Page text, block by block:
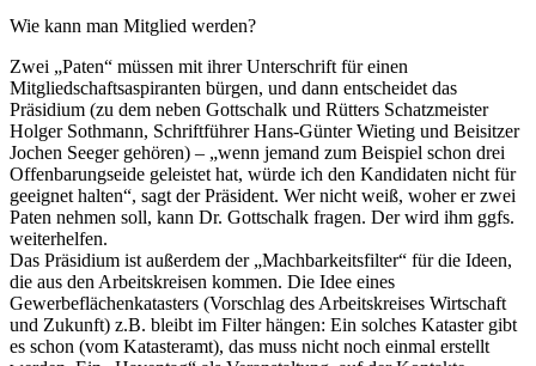
Wie kann man Mitglied werden?
Zwei „Paten“ müssen mit ihrer Unterschrift für einen
Mitgliedschaftsaspiranten bürgen, und dann entscheidet das
Präsidium (zu dem neben Gottschalk und Rütters Schatzmeister
Holger Sothmann, Schriftführer Hans-Günter Wieting und Beisitzer
Jochen Seeger gehören) – „wenn jemand zum Beispiel schon drei
Offenbarungseide geleistet hat, würde ich den Kandidaten nicht für
geeignet halten“, sagt der Präsident. Wer nicht weiß, woher er zwei
Paten nehmen soll, kann Dr. Gottschalk fragen. Der wird ihm ggfs.
weiterhelfen.
Das Präsidium ist außerdem der „Machbarkeitsfilter“ für die Ideen,
die aus den Arbeitskreisen kommen. Die Idee eines
Gewerbeflächenkatasters (Vorschlag des Arbeitskreises Wirtschaft
und Zukunft) z.B. bleibt im Filter hängen: Ein solches Kataster gibt
es schon (vom Katasteramt), das muss nicht noch einmal erstellt